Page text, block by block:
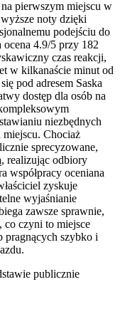
pierwszym miejscu w
noty dzięki
podejściu do
4.9/5 przy 182
czas reakcji,
w kilkanaście minut od
pod adresem Saska
dostęp dla osób na
niezbędnych
miejscu. Chociaż
sprecyzowane,
realizując odbiory
współpracy oceniana
zyskuje
wyjaśnianie
zawsze sprawnie,
co czyni to miejsce
szybko i
publicznie